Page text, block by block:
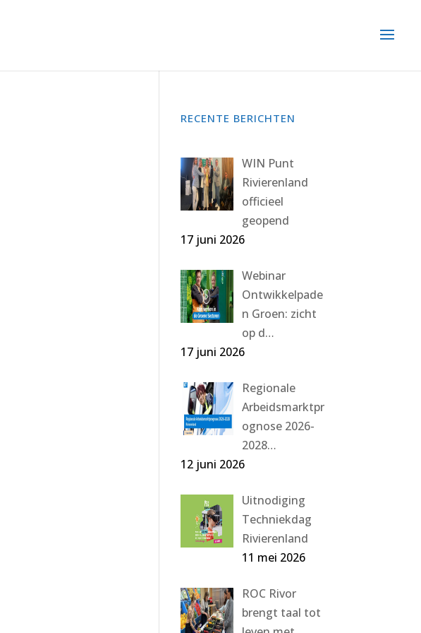
RECENTE BERICHTEN
WIN Punt
Rivierenland
officieel
geopend
17 juni 2026
Webinar
Ontwikkelpade
n Groen: zicht
op d…
17 juni 2026
Regionale
Arbeidsmarktpr
ognose 2026-
2028…
12 juni 2026
Uitnodiging
Techniekdag
Rivierenland
11 mei 2026
ROC Rivor
brengt taal tot